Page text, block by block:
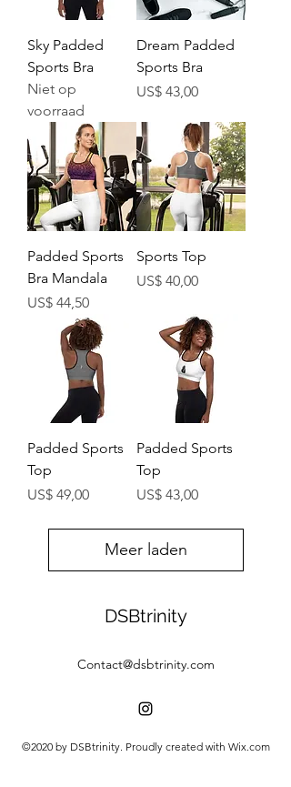
Sky Padded
Sports Bra
Niet op
voorraad
Dream Padded
Sports Bra
Prijs
US$ 43,00
Padded Sports
Bra Mandala
Prijs
US$ 44,50
Sports Top
Prijs
US$ 40,00
Padded Sports
Top
Prijs
US$ 49,00
Padded Sports
Top
Prijs
US$ 43,00
Meer laden
DSBtrinity
Contact@dsbtrinity.com
©2020 by DSBtrinity. Proudly created with Wix.com